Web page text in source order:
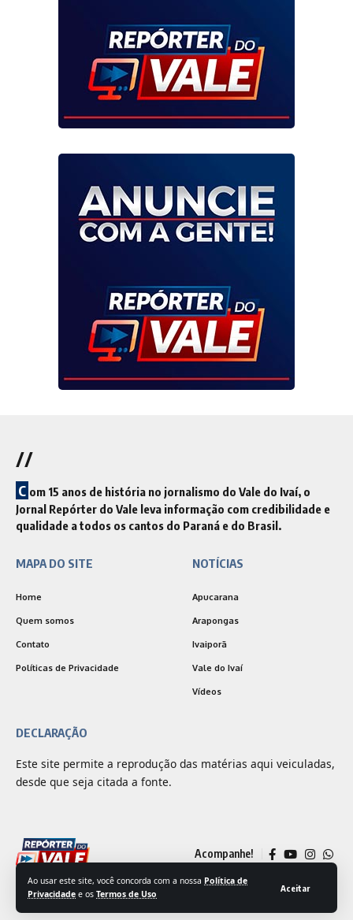
Ao usar este site, você concorda com a nossa Política de
Privacidade e os Termos de Uso
Aceitar
//
C om 15 anos de história no jornalismo do Vale do Ivaí, o
Jornal Repórter do Vale leva informação com credibilidade e
qualidade a todos os cantos do Paraná e do Brasil.
MAPA DO SITE
Home
Quem somos
Contato
Políticas de Privacidade
NOTÍCIAS
Apucarana
Arapongas
Ivaiporã
Vale do Ivaí
Vídeos
DECLARAÇÃO
Este site permite a reprodução das matérias aqui veiculadas,
desde que seja citada a fonte.
Acompanhe!
© 2025 Jornal Repórter do Vale | Desenvolvido por